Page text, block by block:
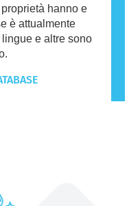
hanno e
è attualmente
e altre sono